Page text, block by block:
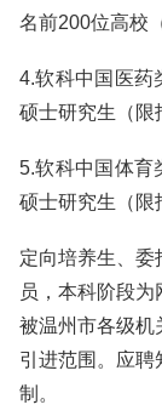
名前200位高校
4.软科中国医药
硕士研究生（限
5.软科中国体育
硕士研究生（限
定向培养生、委
员，本科阶段
被温州市各级机
引进范围。应聘
制。